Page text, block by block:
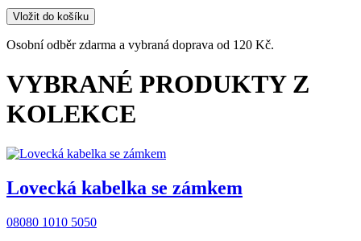
Vložit do košíku
Osobní odběr zdarma a vybraná doprava od 120 Kč.
VYBRANÉ PRODUKTY Z
KOLEKCE
Lovecká kabelka se zámkem
08080 1010 5050